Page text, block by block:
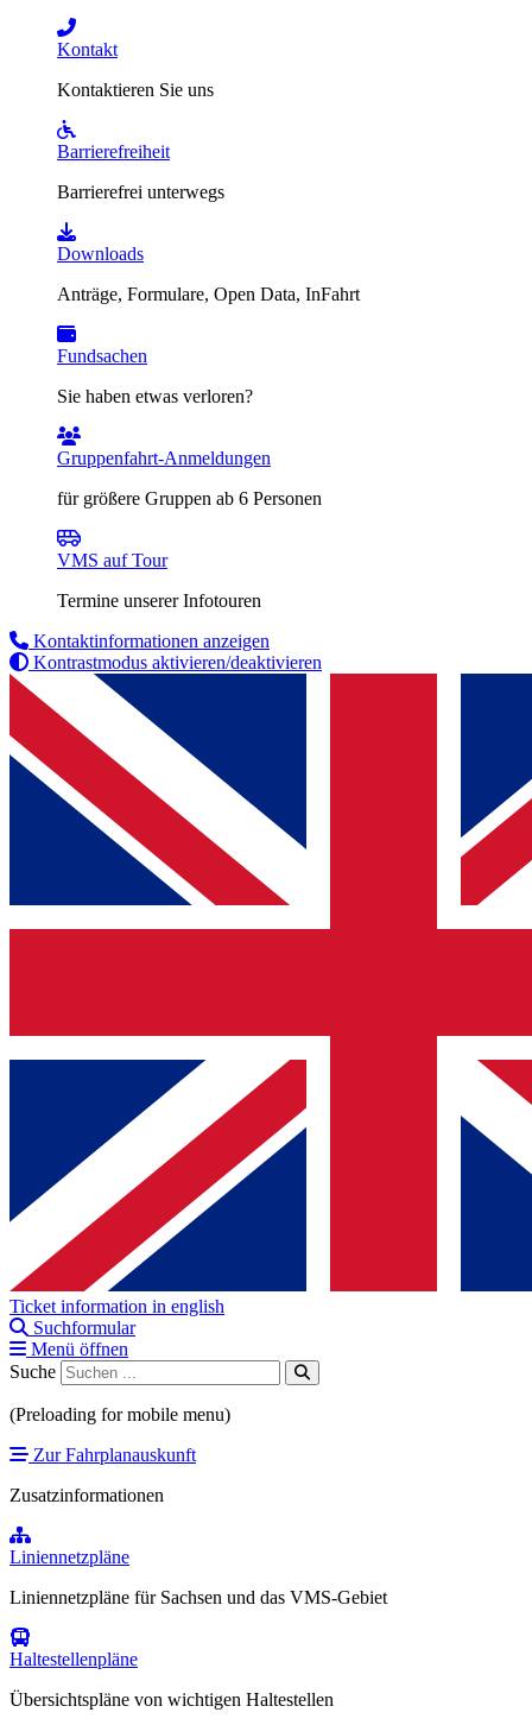
Kontakt
Kontaktieren Sie uns
Barrierefreiheit
Barrierefrei unterwegs
Downloads
Anträge, Formulare, Open Data, InFahrt
Fundsachen
Sie haben etwas verloren?
Gruppenfahrt-Anmeldungen
für größere Gruppen ab 6 Personen
VMS auf Tour
Termine unserer Infotouren
Kontaktinformationen anzeigen
Kontrastmodus aktivieren/deaktivieren
Ticket information in english
Suchformular
Menü öffnen
Suche
(Preloading for mobile menu)
Zur Fahrplanauskunft
Zusatzinformationen
Liniennetzpläne
Liniennetzpläne für Sachsen und das VMS-Gebiet
Haltestellenpläne
Übersichtspläne von wichtigen Haltestellen